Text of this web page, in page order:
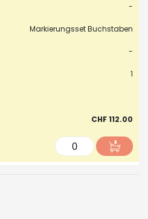
-
Markierungsset Buchstaben
-
1
CHF 112.00